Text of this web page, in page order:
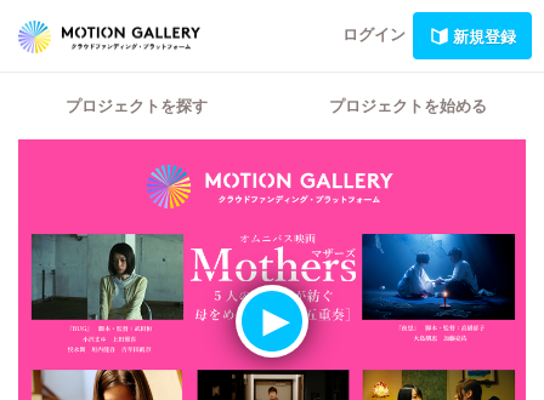
ログイン 新規登録
プロジェクトを探す プロジェクトを始める